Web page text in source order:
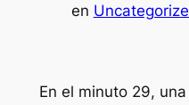
en
En el minuto 29,